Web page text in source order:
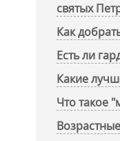
святых
Как
Есть ли
Какие
Что такое